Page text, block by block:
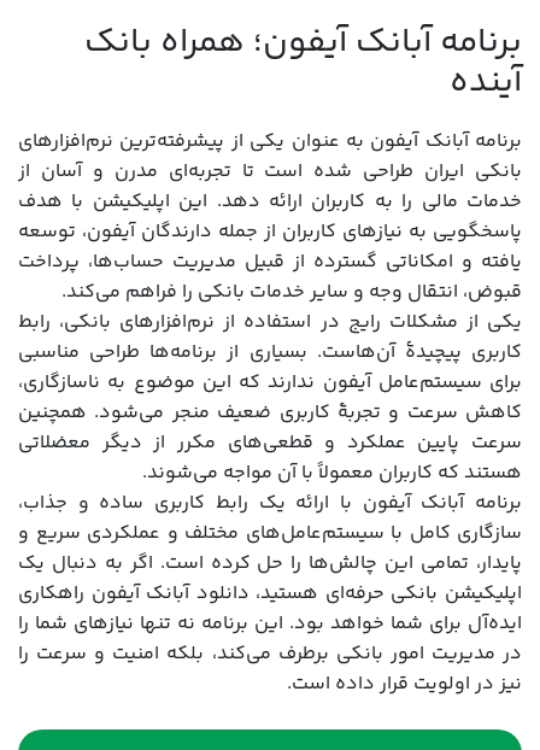
برنامه آبانک آیفون؛ همراه بانک
آینده
برنامه آبانک آیفون به عنوان یکی از پیشرفته‌ترین نرم‌افزارهای
بانکی ایران طراحی شده است تا تجربه‌ای مدرن و آسان از
خدمات مالی را به کاربران ارائه دهد. این اپلیکیشن با هدف
پاسخگویی به نیازهای کاربران از جمله دارندگان آیفون، توسعه
یافته و امکاناتی گسترده از قبیل مدیریت حساب‌ها، پرداخت
قبوض، انتقال وجه و سایر خدمات بانکی را فراهم می‌کند.
یکی از مشکلات رایج در استفاده از نرم‌افزارهای بانکی، رابط
کاربری پیچیدۀ آن‌هاست. بسیاری از برنامه‌ها طراحی مناسبی
برای سیستم‌عامل آیفون ندارند که این موضوع به ناسازگاری،
کاهش سرعت و تجربهٔ کاربری ضعیف منجر می‌شود. همچنین
سرعت پایین عملکرد و قطعی‌های مکرر از دیگر معضلاتی
هستند که کاربران معمولاً با آن مواجه می‌شوند.
برنامه آبانک آیفون با ارائه یک رابط کاربری ساده و جذاب،
سازگاری کامل با سیستم‌عامل‌های مختلف و عملکردی سریع و
پایدار، تمامی این چالش‌ها را حل کرده است. اگر به دنبال یک
اپلیکیشن بانکی حرفه‌ای هستید، دانلود آبانک آیفون راهکاری
ایده‌آل برای شما خواهد بود. این برنامه نه تنها نیازهای شما را
در مدیریت امور بانکی برطرف می‌کند، بلکه امنیت و سرعت را
نیز در اولویت قرار داده است.